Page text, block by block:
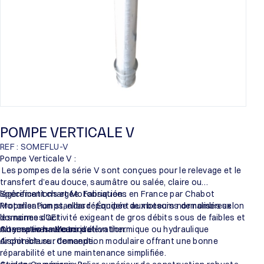
POMPE VERTICALE V
REF : SOMEFLU-V
Pompe Verticale V :
Les pompes de la série V sont conçues pour le relevage et le
transfert d’eau douce, saumâtre ou salée, claire ou
légèrement chargée. Fabriquées en France par Chabot
Propeller Pumps, elles répondent aux besoins de nombreux
domaines d’activité exigeant de gros débits sous de faibles et
moyennes hauteurs d’élévation.
Spécifications et Motorisation :
Motorisation standard : Équipée de moteurs normalisés selon
les normes CEI.
Alternatives : Motorisation thermique ou hydraulique
disponible sur demande.
Conception mécanique :
Architecture : Conception modulaire offrant une bonne
réparabilité et une maintenance simplifiée.